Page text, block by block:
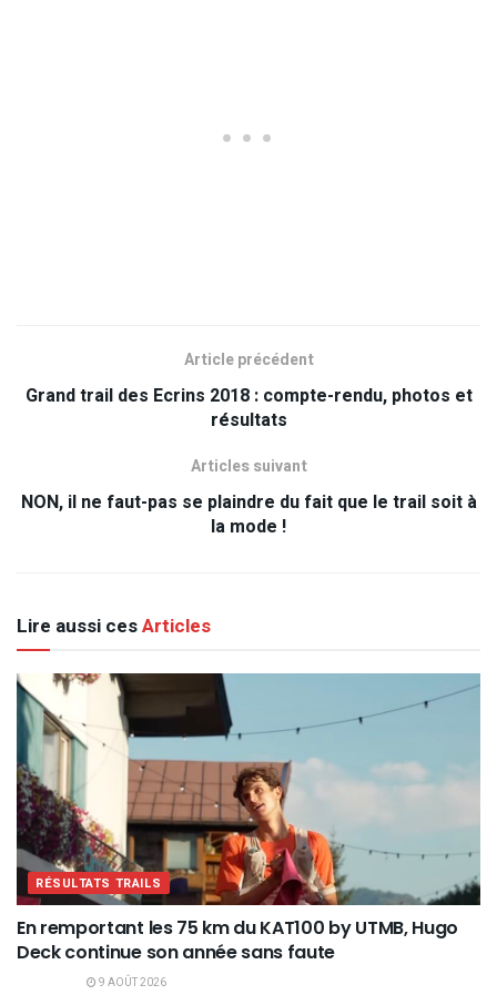
Article précédent
Grand trail des Ecrins 2018 : compte-rendu, photos et
résultats
Articles suivant
NON, il ne faut-pas se plaindre du fait que le trail soit à
la mode !
Lire aussi cesArticles
RÉSULTATS TRAILS
En remportant les 75 km du KAT100 by UTMB, Hugo
Deck continue son année sans faute
9 AOÛT 2026